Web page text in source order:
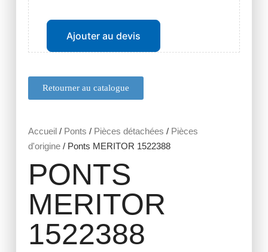
Retourner au catalogue
Accueil/ Ponts / Pièces détachées / Pièces
d'origine/ Ponts MERITOR 1522388
PONTS
MERITOR
1522388
Ajouter au devis